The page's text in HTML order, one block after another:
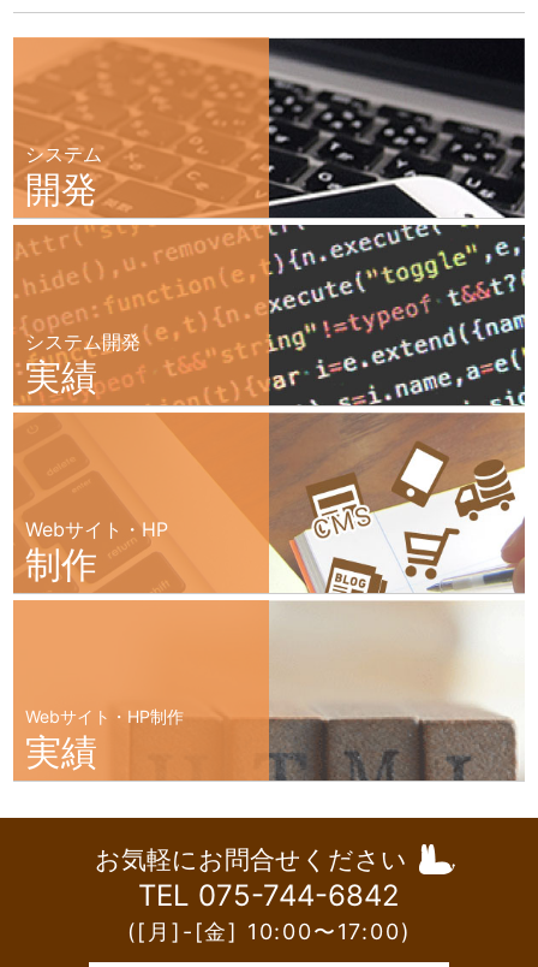
システム
開発
システム開発
実績
Webサイト・HP
制作
Webサイト・HP制作
実績
お気軽にお問合せください
TEL 075-744-6842
([月]-[金] 10:00〜17:00)